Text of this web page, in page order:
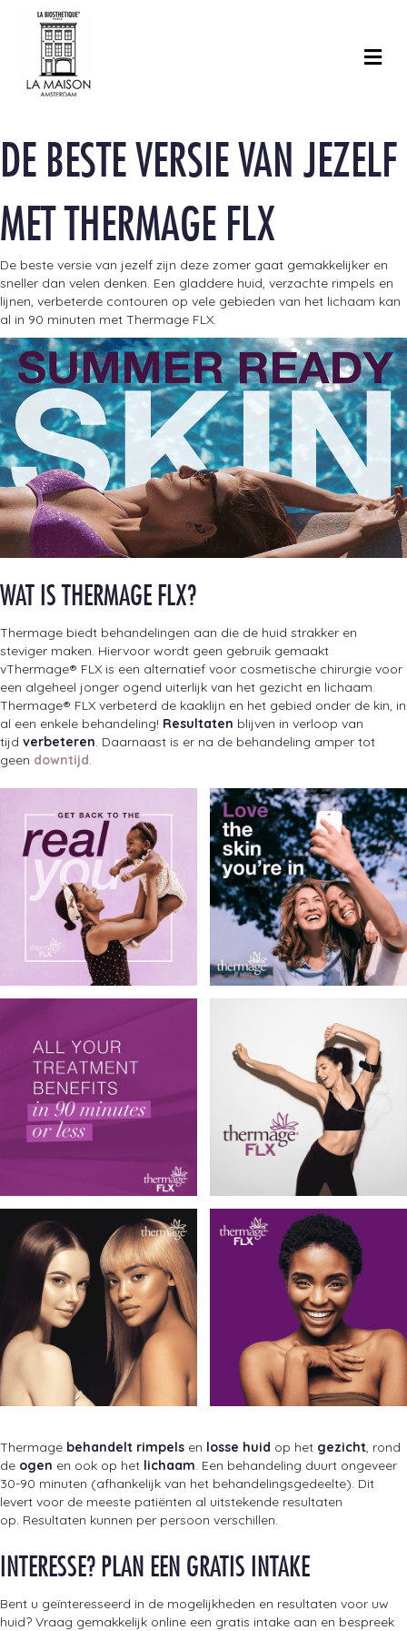
DE BESTE VERSIE VAN JEZELF
MET THERMAGE FLX
De beste versie van jezelf zijn deze zomer gaat gemakkelijker en
sneller dan velen denken. Een gladdere huid, verzachte rimpels en
lijnen, verbeterde contouren op vele gebieden van het lichaam kan
al in 90 minuten met Thermage FLX.
WAT IS THERMAGE FLX?
Thermage biedt behandelingen aan die de huid strakker en
steviger maken. Hiervoor wordt geen gebruik gemaakt
vThermage® FLX is een alternatief voor cosmetische chirurgie voor
een algeheel jonger ogend uiterlijk van het gezicht en lichaam.
Thermage® FLX verbeterd de kaaklijn en het gebied onder de kin, in
al een enkele behandeling! Resultaten blijven in verloop van
tijd verbeteren. Daarnaast is er na de behandeling amper tot
geen downtijd.
Thermage behandelt rimpels en losse huid op het gezicht, rond
de ogen en ook op het lichaam. Een behandeling duurt ongeveer
30-90 minuten (afhankelijk van het behandelingsgedeelte). Dit
levert voor de meeste patiënten al uitstekende resultaten
op. Resultaten kunnen per persoon verschillen.
INTERESSE? PLAN EEN GRATIS INTAKE
Bent u geïnteresseerd in de mogelijkheden en resultaten voor uw
huid? Vraag gemakkelijk online een gratis intake aan en bespreek